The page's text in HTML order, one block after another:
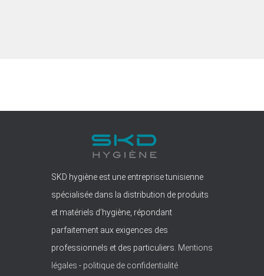
SKD hygiène est une entreprise tunisienne
spécialisée dans la distribution de produits
et matériels d’hygiène, répondant
parfaitement aux exigences des
professionnels et des particuliers. Mentions
légales -politique de confidentialité